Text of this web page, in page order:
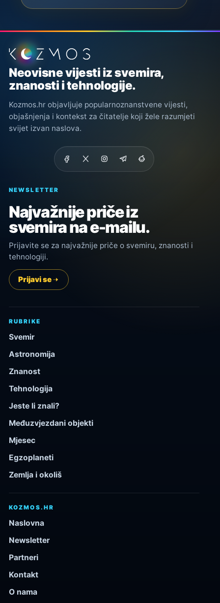
Podnožje stranice
Neovisne vijesti iz svemira,
znanosti i tehnologije.
Kozmos.hr objavljuje popularnoznanstvene vijesti,
objašnjenja i kontekst za čitatelje koji žele razumjeti
svijet izvan naslova.
NEWSLETTER
Najvažnije priče iz
svemira na e-mailu.
Prijavite se za najvažnije priče o svemiru, znanosti i
tehnologiji.
Prijavi se
RUBRIKE
Svemir
Astronomija
Znanost
Tehnologija
Jeste li znali?
Međuzvjezdani objekti
Mjesec
Egzoplaneti
Zemlja i okoliš
KOZMOS.HR
Naslovna
Newsletter
Partneri
Kontakt
O nama